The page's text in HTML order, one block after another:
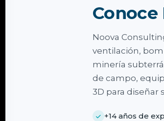
Noova
ventilación,
minería
de campo,
3D para diseñar
+14 años de